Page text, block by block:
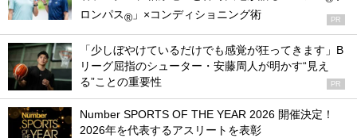
ロンパス® 」×コンディショニング術 PR
「少しぼやけているだけでも感覚が狂ってきます」B
リーグ屈指のシューター・安藤周人が明かす“見え
る”ことの重要性
PR
Number SPORTS OF THE YEAR 2026 開催決定！
2026年を代表するアスリートを表彰